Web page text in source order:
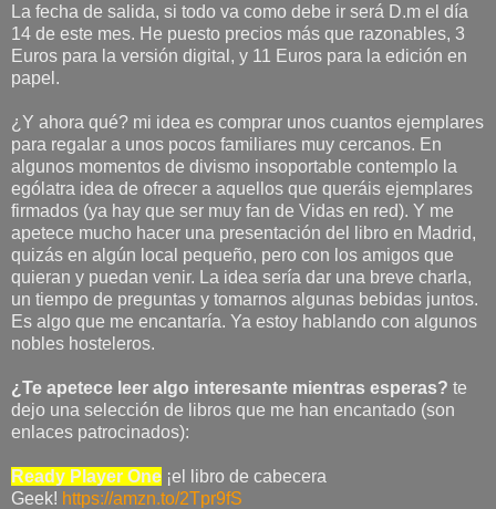
La fecha de salida, si todo va como debe ir será D.m el día
14 de este mes. He puesto precios más que razonables, 3
Euros para la versión digital, y 11 Euros para la edición en
papel.
¿Y ahora qué? mi idea es comprar unos cuantos ejemplares
para regalar a unos pocos familiares muy cercanos. En
algunos momentos de divismo insoportable contemplo la
ególatra idea de ofrecer a aquellos que queráis ejemplares
firmados (ya hay que ser muy fan de Vidas en red). Y me
apetece mucho hacer una presentación del libro en Madrid,
quizás en algún local pequeño, pero con los amigos que
quieran y puedan venir. La idea sería dar una breve charla,
un tiempo de preguntas y tomarnos algunas bebidas juntos.
Es algo que me encantaría. Ya estoy hablando con algunos
nobles hosteleros.
¿Te apetece leer algo interesante mientras esperas? te
dejo una selección de libros que me han encantado (son
enlaces patrocinados):
Ready Player One ¡el libro de cabecera
Geek! https://amzn.to/2Tpr9fS